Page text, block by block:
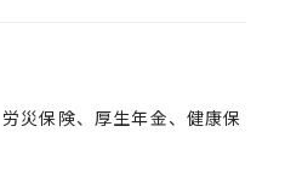
災保険、厚生年金、健康保